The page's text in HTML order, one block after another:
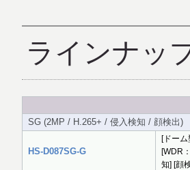
ラインナッ
SG (2MP / H.265+ / 侵入検知 / 顔検出)
HS-D087SG-G
[ドー
[WDR
知] [顔